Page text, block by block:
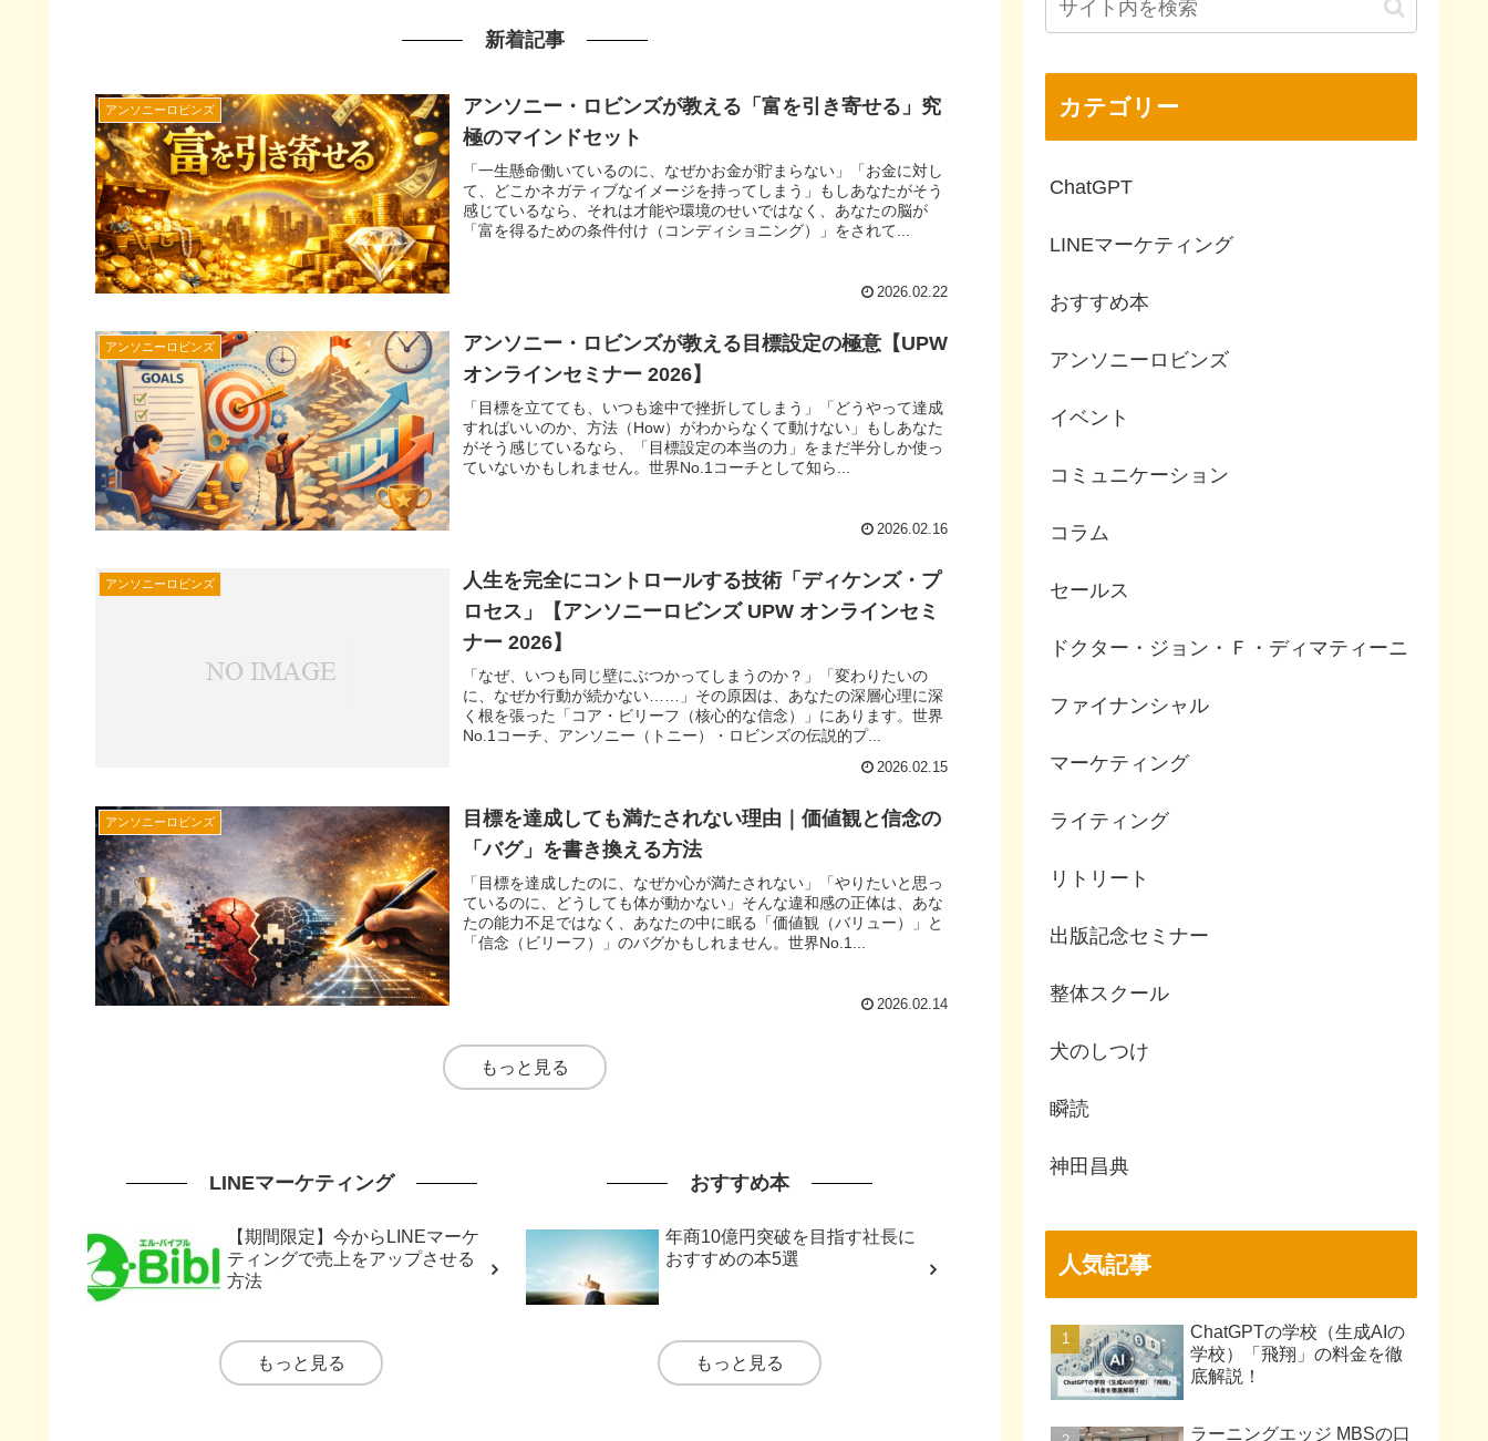
新着記事
アンソニーロビンズ
アンソニー・ロビンズが教える「富を引き寄せる」究
極のマインドセット
「一生懸命働いているのに、なぜかお金が貯まらない」「お金に対し
て、どこかネガティブなイメージを持ってしまう」もしあなたがそう
感じているなら、それは才能や環境のせいではなく、あなたの脳が
「富を得るための条件付け（コンディショニング）」をされて...
2026.02.22
アンソニーロビンズ
アンソニー・ロビンズが教える目標設定の極意【UPW
オンラインセミナー 2026】
「目標を立てても、いつも途中で挫折してしまう」「どうやって達成
すればいいのか、方法（How）がわからなくて動けない」もしあなた
がそう感じているなら、「目標設定の本当の力」をまだ半分しか使っ
ていないかもしれません。世界No.1コーチとして知ら...
2026.02.16
アンソニーロビンズ
人生を完全にコントロールする技術「ディケンズ・プ
ロセス」【アンソニーロビンズ UPW オンラインセミ
ナー 2026】
「なぜ、いつも同じ壁にぶつかってしまうのか？」「変わりたいの
に、なぜか行動が続かない……」その原因は、あなたの深層心理に深
く根を張った「コア・ビリーフ（核心的な信念）」にあります。世界
No.1コーチ、アンソニー（トニー）・ロビンズの伝説的プ...
2026.02.15
アンソニーロビンズ
目標を達成しても満たされない理由｜価値観と信念の
「バグ」を書き換える方法
「目標を達成したのに、なぜか心が満たされない」「やりたいと思っ
ているのに、どうしても体が動かない」そんな違和感の正体は、あな
たの能力不足ではなく、あなたの中に眠る「価値観（バリュー）」と
「信念（ビリーフ）」のバグかもしれません。世界No.1...
2026.02.14
もっと見る
LINEマーケティング
【期間限定】今からLINEマーケ
ティングで売上をアップさせる
方法
もっと見る
おすすめ本
年商10億円突破を目指す社長に
おすすめの本5選
もっと見る
カテゴリー
ChatGPT
LINEマーケティング
おすすめ本
アンソニーロビンズ
イベント
コミュニケーション
コラム
セールス
ドクター・ジョン・Ｆ・ディマティーニ
ファイナンシャル
マーケティング
ライティング
リトリート
出版記念セミナー
整体スクール
犬のしつけ
瞬読
神田昌典
人気記事
ChatGPTの学校（生成AIの
学校）「飛翔」の料金を徹
底解説！
ラーニングエッジ MBSの口